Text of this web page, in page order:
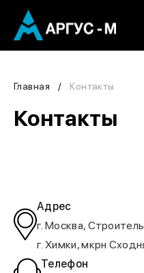
Главная Контакты
Контакты
Адрес
г. Москва,
г. Химки, мкрн
Телефон